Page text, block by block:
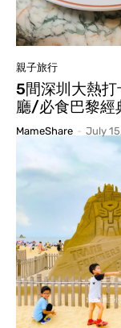
親子旅行
5間深圳大熱
廳/必食巴黎經
MameShare - July